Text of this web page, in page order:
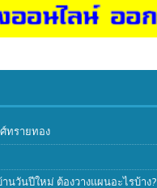
ทรายทอง
นวันปีใหม่ ต้องวางแผนอะไรบ้าง?